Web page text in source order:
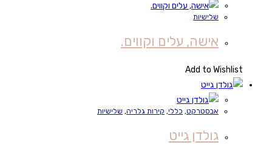
שלישיות
אישה, עלים וקווים.
Add to Wishlist
אבסטרקט, כללי, קירות גלריה, שלישיות
גולדן גייט